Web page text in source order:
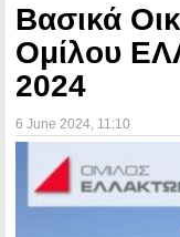
Βασικά
Ομίλου
2024
6 June 2024 , 11:10